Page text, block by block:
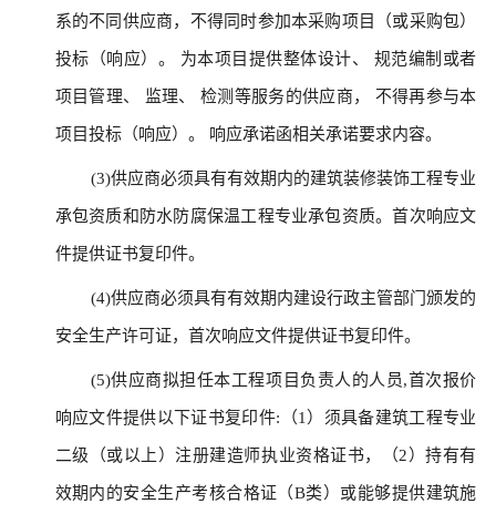
系的不同供应商，不得同时参加本采购项目（或采购包）
投标（响应）。 为本项目提供整体设计、 规范编制或者
项目管理、 监理、 检测等服务的供应商， 不得再参与本
项目投标（响应）。 响应承诺函相关承诺要求内容。
(3)供应商必须具有有效期内的建筑装修装饰工程专业
承包资质和防水防腐保温工程专业承包资质。首次响应文
件提供证书复印件。
(4)供应商必须具有有效期内建设行政主管部门颁发的
安全生产许可证，首次响应文件提供证书复印件。
(5)供应商拟担任本工程项目负责人的人员,首次报价
响应文件提供以下证书复印件:（1）须具备建筑工程专业
二级（或以上）注册建造师执业资格证书，（2）持有有
效期内的安全生产考核合格证（B类）或能够提供建筑施